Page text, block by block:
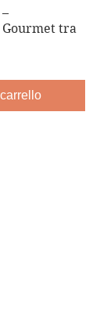
tra